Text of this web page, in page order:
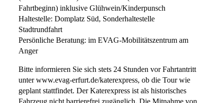
Fahrtbeginn) inklusive Glühwein/Kinderpunsch
Haltestelle: Domplatz Süd, Sonderhaltestelle
Stadtrundfahrt
Persönliche Beratung: im EVAG-Mobilitätszentrum am
Anger
Bitte informieren Sie sich stets 24 Stunden vor Fahrtantritt
unter www.evag-erfurt.de/katerexpress, ob die Tour wie
geplant stattfindet. Der Katerexpress ist als historisches